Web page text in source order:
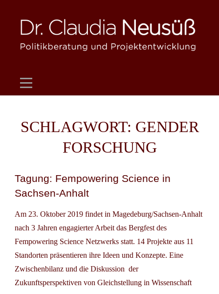
content
SCHLAGWORT: GENDER
FORSCHUNG
Tagung: Fempowering Science in
Sachsen-Anhalt
Am 23. Oktober 2019 findet in Magedeburg/Sachsen-Anhalt
nach 3 Jahren engagierter Arbeit das Bergfest des
Fempowering Science Netzwerks statt. 14 Projekte aus 11
Standorten präsentieren ihre Ideen und Konzepte. Eine
Zwischenbilanz und die Diskussion der
Zukunftsperspektiven von Gleichstellung in Wissenschaft